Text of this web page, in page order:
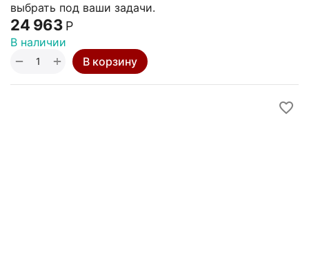
выбрать под ваши задачи.
24 963 Р
В наличии
+
− В корзину